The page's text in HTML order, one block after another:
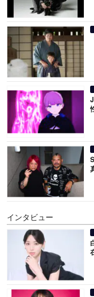
インタビュー